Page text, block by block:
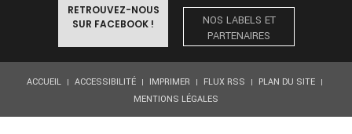
RETROUVEZ-NOUS
SUR FACEBOOK !
NOS LABELS ET
PARTENAIRES
ACCUEIL ACCESSIBILITÉ IMPRIMER FLUX RSS
PLAN DU SITE
MENTIONS LÉGALES